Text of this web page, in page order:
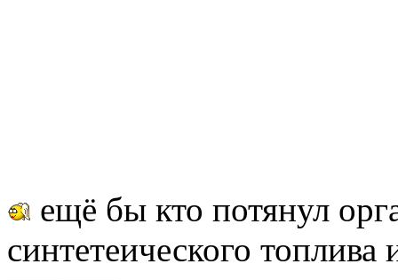
ещё бы кто потянул
синтетеического топлива